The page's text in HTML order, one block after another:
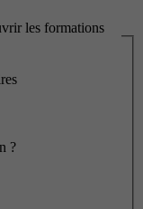
les formations
?